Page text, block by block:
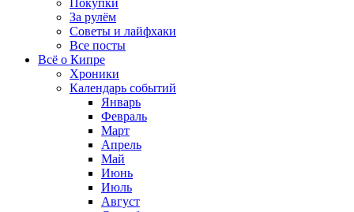
Покупки
За рулём
Советы и лайфхаки
Все посты
Всё о Кипре
Хроники
Календарь событий
Январь
Февраль
Март
Апрель
Май
Июнь
Июль
Август